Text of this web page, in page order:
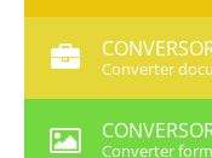
Converter
Converter